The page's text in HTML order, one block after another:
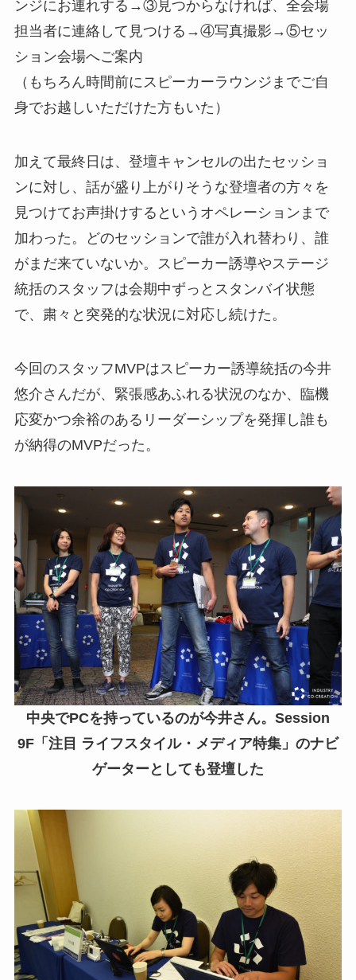
ンジにお連れする→③見つからなければ、全会場
担当者に連絡して見つける→④写真撮影→⑤セッ
ション会場へご案内
（もちろん時間前にスピーカーラウンジまでご自
身でお越しいただけた方もいた）
加えて最終日は、登壇キャンセルの出たセッショ
ンに対し、話が盛り上がりそうな登壇者の方々を
見つけてお声掛けするというオペレーションまで
加わった。どのセッションで誰が入れ替わり、誰
がまだ来ていないか。スピーカー誘導やステージ
統括のスタッフは会期中ずっとスタンバイ状態
で、粛々と突発的な状況に対応し続けた。
今回のスタッフMVPはスピーカー誘導統括の今井
悠介さんだが、緊張感あふれる状況のなか、臨機
応変かつ余裕のあるリーダーシップを発揮し誰も
が納得のMVPだった。
中央でPCを持っているのが今井さん。Session
9F「注目 ライフスタイル・メディア特集」のナビ
ゲーターとしても登壇した